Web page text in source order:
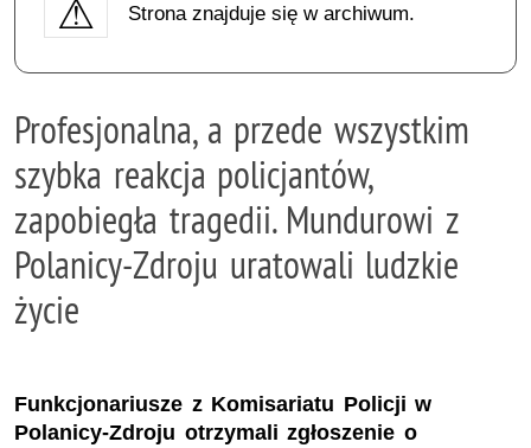
Strona znajduje się w archiwum.
Profesjonalna, a przede wszystkim
szybka reakcja policjantów,
zapobiegła tragedii. Mundurowi z
Polanicy-Zdroju uratowali ludzkie
życie
Funkcjonariusze z Komisariatu Policji w
Polanicy-Zdroju otrzymali zgłoszenie o